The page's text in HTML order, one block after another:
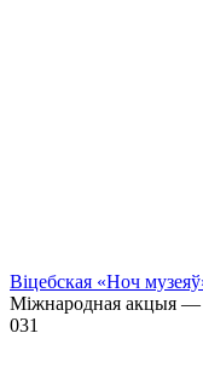
Віцебская «Ноч
Міжнародная акцыя —
031